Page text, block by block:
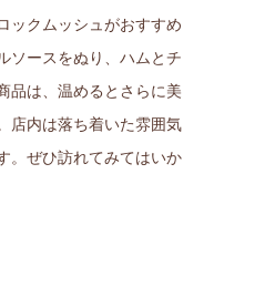
ックムッシュがおすすめ
ソースをぬり、ハムとチ
品は、温めるとさらに美
店内は落ち着いた雰囲気
。ぜひ訪れてみてはいか